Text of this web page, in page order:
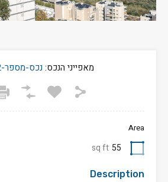
מאפייני הנכס:נכס-מספר-23482
Area
55
sq ft
Description